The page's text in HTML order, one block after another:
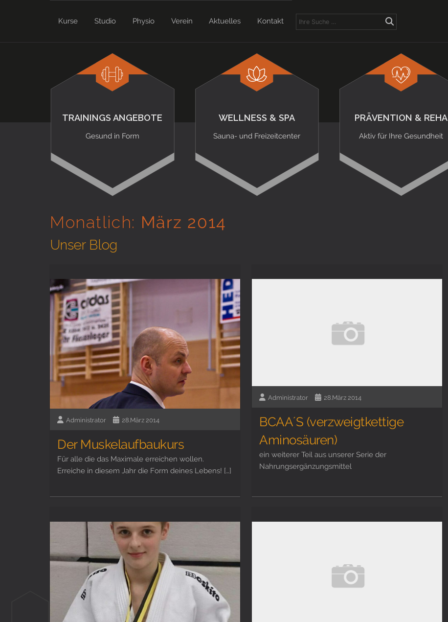
Kurse Studio Physio Verein Aktuelles Kontakt
TRAININGS ANGEBOTE
Gesund in Form
WELLNESS & SPA
Sauna- und Freizeitcenter
PRÄVENTION & REHA
Aktiv für Ihre Gesundheit
Monatlich: März 2014
Unser Blog
Administrator 28.März 2014
Der Muskelaufbaukurs
Für alle die das Maximale erreichen wollen.
Erreiche in diesem Jahr die Form deines Lebens! […]
Administrator 28.März 2014
BCAA´S (verzweigtkettige
Aminosäuren)
ein weiterer Teil aus unserer Serie der
Nahrungsergänzungsmittel